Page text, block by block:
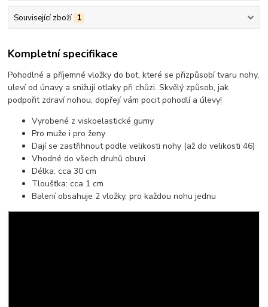
Související zboží 1
Kompletní specifikace
Pohodlné a příjemné vložky do bot, které se přizpůsobí tvaru nohy,
uleví od únavy a snižují otlaky při chůzi. Skvělý způsob, jak
podpořit zdraví nohou, dopřejí vám pocit pohodlí a úlevy!
Vyrobené z viskoelastické gumy
Pro muže i pro ženy
Dají se zastřihnout podle velikosti nohy (až do velikosti 46)
Vhodné do všech druhů obuvi
Délka: cca 30 cm
Tloušťka: cca 1 cm
Balení obsahuje 2 vložky, pro každou nohu jednu